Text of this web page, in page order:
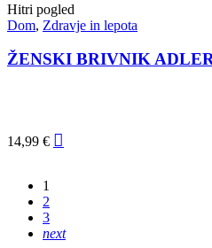
Hitri pogled
Dom, Zdravje in lepota
ŽENSKI BRIVNIK
14,99 €
1
2
3
next